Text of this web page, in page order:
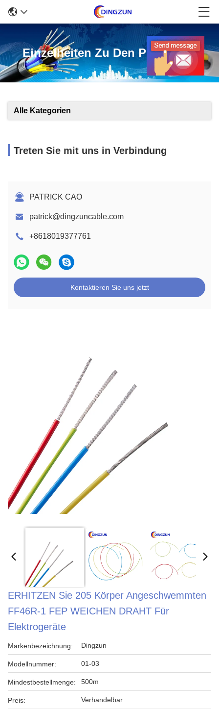
Einzelheiten Zu Den Produkten
Alle Kategorien
Treten Sie mit uns in Verbindung
PATRICK CAO
patrick@dingzuncable.com
+8618019377761
Kontaktieren Sie uns jetzt
ERHITZEN Sie 205 Körper Angeschwemmten
FF46R-1 FEP WEICHEN DRAHT Für
Elektrogeräte
Markenbezeichnung: Dingzun
Modellnummer: 01-03
Mindestbestellmenge: 500m
Preis: Verhandelbar